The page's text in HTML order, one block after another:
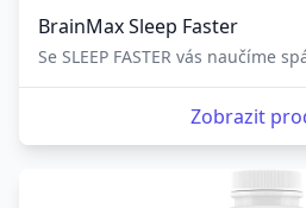
BrainMax Sleep Faster
Se SLEEP FASTER vás naučíme
Zobrazit